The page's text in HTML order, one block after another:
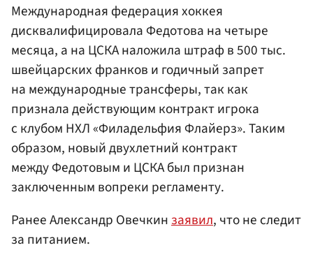
Международная федерация хоккея
дисквалифицировала Федотова на четыре
месяца, а на ЦСКА наложила штраф в 500 тыс.
швейцарских франков и годичный запрет
на международные трансферы, так как
признала действующим контракт игрока
с клубом НХЛ «Филадельфия Флайерз». Таким
образом, новый двухлетний контракт
между Федотовым и ЦСКА был признан
заключенным вопреки регламенту.
Ранее Александр Овечкинзаявил, что не следит
за питанием.